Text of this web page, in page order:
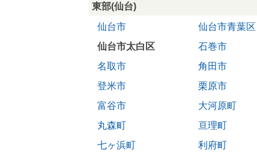
東部(仙台)
仙台市
仙台市青葉区
仙台市太白区
石巻市
名取市
角田市
登米市
栗原市
富谷市
大河原町
丸森町
亘理町
七ヶ浜町
利府町